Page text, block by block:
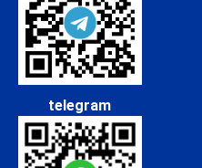
telegram